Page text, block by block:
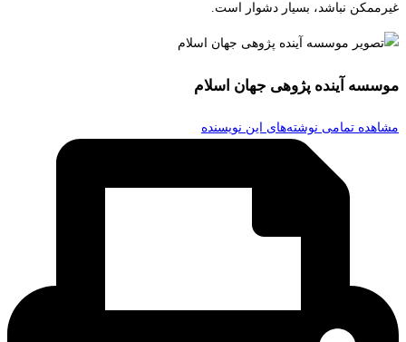
غیرممکن نباشد، بسیار دشوار است.
موسسه آینده پژوهی جهان اسلام
مشاهده تمامی نوشته‌های این نویسنده